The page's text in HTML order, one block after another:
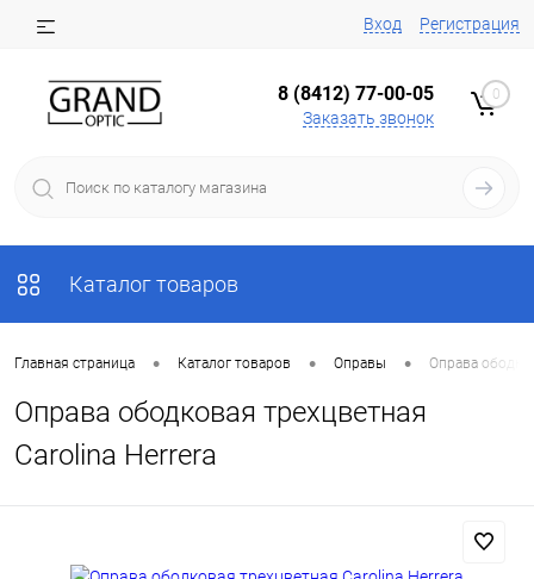
Вход Регистрация
8 (8412) 77-00-05
Заказать звонок
0
Каталог товаров
Главная страница • Каталог товаров • Оправы • Оправа
Оправа ободковая трехцветная
Carolina Herrera